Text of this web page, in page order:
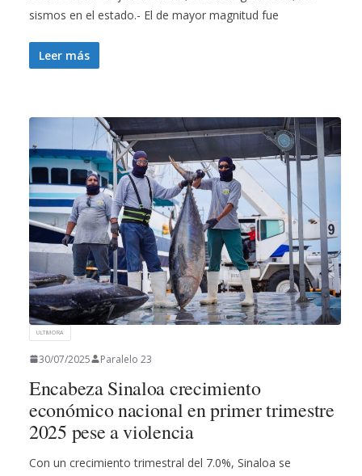
sismos en el estado.- El de mayor magnitud fue
Leer más
ULTIMORA
30/07/2025 Paralelo 23
Encabeza Sinaloa crecimiento
económico nacional en primer trimestre
2025 pese a violencia
Con un crecimiento trimestral del 7.0%, Sinaloa se